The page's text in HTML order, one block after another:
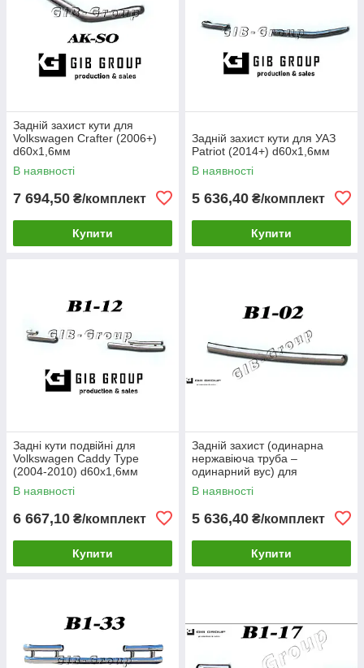
Задній захист кути для
Volkswagen Crafter (2006+)
d60х1,6мм
В наявності
7 694,50 ₴/комплект
Купити
Задній захист кути для УАЗ
Patriot (2014+) d60х1,6мм
В наявності
5 636,40 ₴/комплект
Купити
Задні кути подвійні для
Volkswagen Caddy Type
(2004-2010) d60х1,6мм
В наявності
6 667,10 ₴/комплект
Купити
Задній захист (одинарна
нержавіюча труба –
одинарний вус) для
Volkswagen Caddy Type
(2010-2015) d60х1,6мм
В наявності
5 636,40 ₴/комплект
Купити